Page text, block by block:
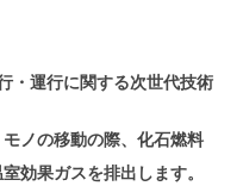
・運行に関する次世代技術
ノの移動の際、化石燃料
効果ガスを排出します。